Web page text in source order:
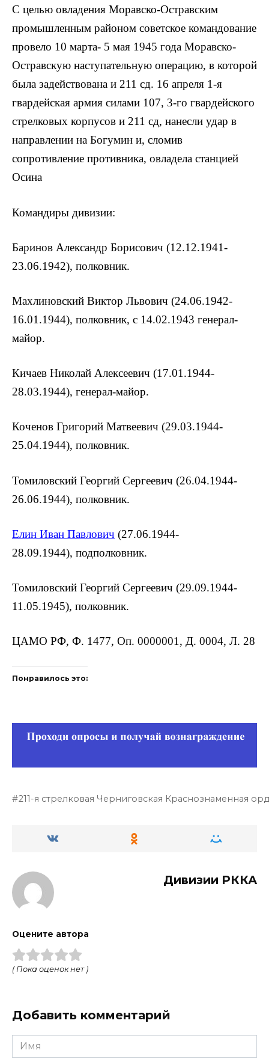
С целью овладения Моравско-Остравским
промышленным районом советское командование
провело 10 марта- 5 мая 1945 года Моравско-
Остравскую наступательную операцию, в которой
была задействована и 211 сд. 16 апреля 1-я
гвардейская армия силами 107, 3-го гвардейского
стрелковых корпусов и 211 сд, нанесли удар в
направлении на Богумин и, сломив
сопротивление противника, овладела станцией
Осина
Командиры дивизии:
Баринов Александр Борисович (12.12.1941-
23.06.1942), полковник.
Махлиновский Виктор Львович (24.06.1942-
16.01.1944), полковник, с 14.02.1943 генерал-
майор.
Кичаев Николай Алексеевич (17.01.1944-
28.03.1944), генерал-майор.
Коченов Григорий Матвеевич (29.03.1944-
25.04.1944), полковник.
Томиловский Георгий Сергеевич (26.04.1944-
26.06.1944), полковник.
Елин Иван Павлович (27.06.1944-
28.09.1944), подполковник.
Томиловский Георгий Сергеевич (29.09.1944-
11.05.1945), полковник.
ЦАМО РФ, Ф. 1477, Оп. 0000001, Д. 0004, Л. 28
Понравилось это:
211-я стрелковая Черниговская Краснознаменная
Дивизии РККА
Оцените автора
( Пока оценок нет )
Добавить комментарий
Имя